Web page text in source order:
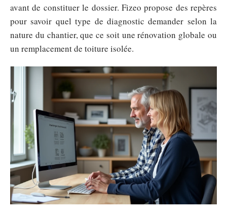
avant de constituer le dossier. Fizeo propose des repères
pour savoir quel type de diagnostic demander selon la
nature du chantier, que ce soit une rénovation globale ou
un remplacement de toiture isolée.